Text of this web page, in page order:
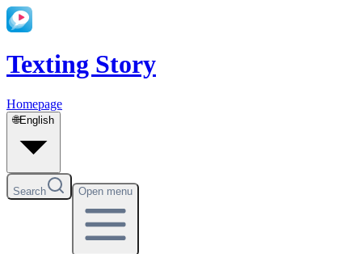
Texting Story
Homepage
🌐English
Search Open menu